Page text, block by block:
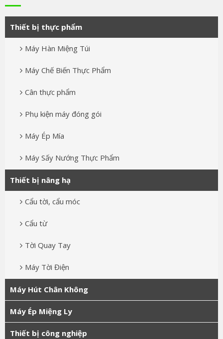
Thiết bị thực phẩm
Máy Hàn Miệng Túi
Máy Chế Biến Thực Phẩm
Cân thực phẩm
Phụ kiện máy đóng gói
Máy Ép Mía
Máy Sấy Nướng Thực Phẩm
Thiết bị nâng hạ
Cẩu tời, cẩu móc
Cẩu từ
Tời Quay Tay
Máy Tời Điện
Máy Hút Chân Không
Máy Ép Miệng Ly
Thiết bị công nghiệp